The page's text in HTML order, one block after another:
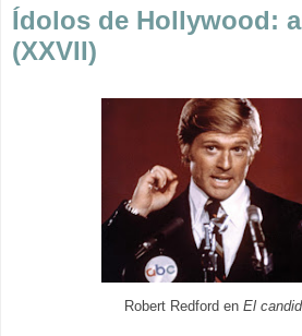
Ídolos de Hollywood:
(XXVII)
Robert Redford en El